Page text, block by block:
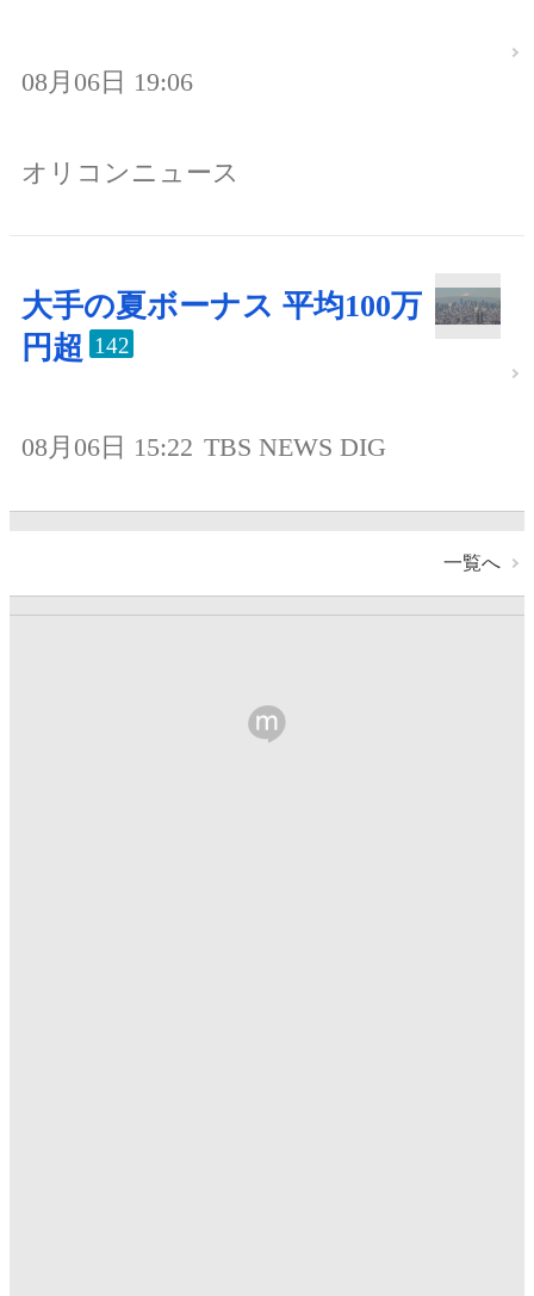
08月06日 19:06
オリコンニュース
大手の夏ボーナス 平均100万
円超 142
08月06日 15:22 TBS NEWS DIG
一覧へ